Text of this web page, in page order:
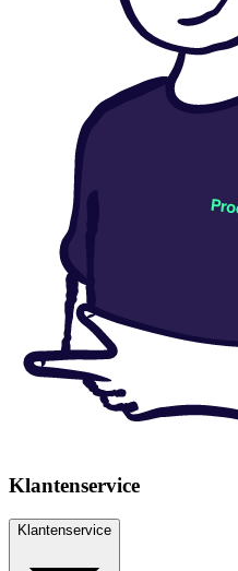
Klantenservice
Klantenservice